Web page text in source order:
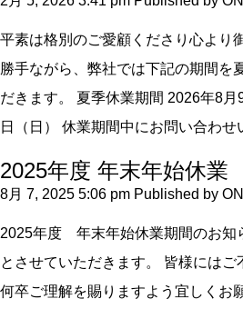
平素は格別のご愛顧くださり心より
勝手ながら、弊社では下記の期間を
だきます。 夏季休業期間 2026年8
日（日） 休業期間中にお問い合わせ
2025年度 年末年始休業
8月 7, 2025 5:06 pm Published by
2025年度 年末年始休業期間のお知
とさせていただきます。 皆様にはご
何卒ご理解を賜りますよう宜しくお